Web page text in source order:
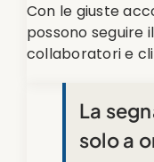
Con le giuste
possono seguire
collaboratori e
La
solo a